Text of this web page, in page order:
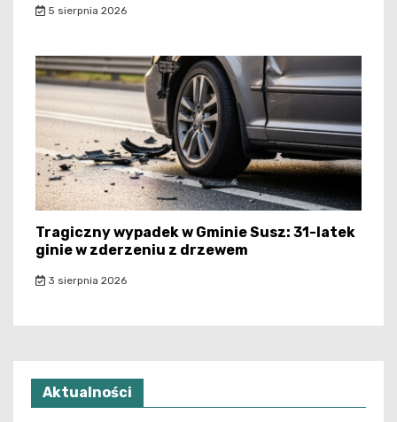
5 sierpnia 2026
Tragiczny wypadek w Gminie Susz: 31-latek
ginie w zderzeniu z drzewem
3 sierpnia 2026
Aktualności